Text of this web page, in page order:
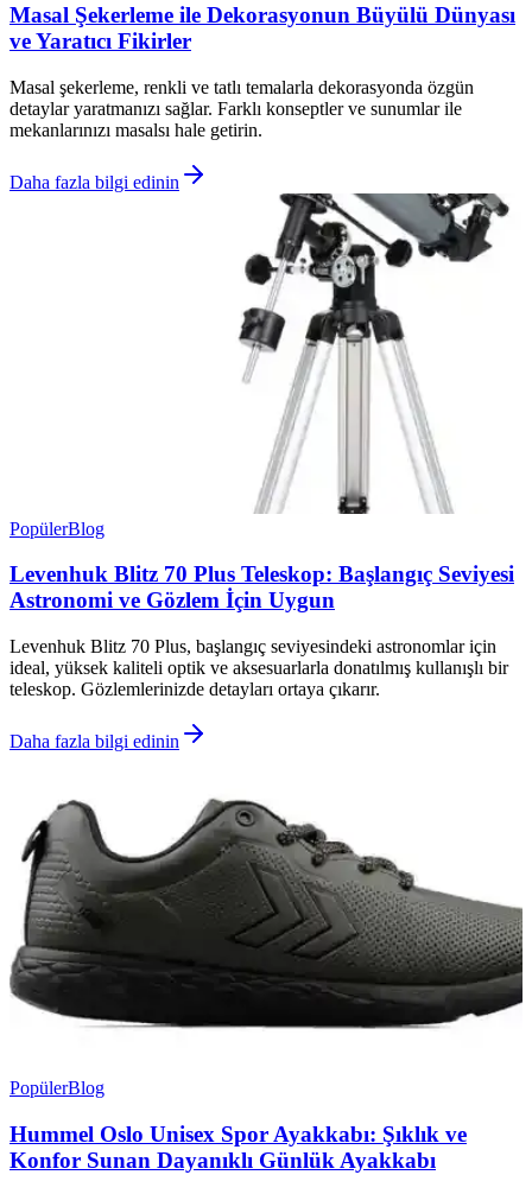
Masal Şekerleme ile Dekorasyonun Büyülü Dünyası
ve Yaratıcı Fikirler
Masal şekerleme, renkli ve tatlı temalarla dekorasyonda özgün
detaylar yaratmanızı sağlar. Farklı konseptler ve sunumlar ile
mekanlarınızı masalsı hale getirin.
Daha fazla bilgi edinin
PopülerBlog
Levenhuk Blitz 70 Plus Teleskop: Başlangıç Seviyesi
Astronomi ve Gözlem İçin Uygun
Levenhuk Blitz 70 Plus, başlangıç seviyesindeki astronomlar için
ideal, yüksek kaliteli optik ve aksesuarlarla donatılmış kullanışlı bir
teleskop. Gözlemlerinizde detayları ortaya çıkarır.
Daha fazla bilgi edinin
PopülerBlog
Hummel Oslo Unisex Spor Ayakkabı: Şıklık ve
Konfor Sunan Dayanıklı Günlük Ayakkabı